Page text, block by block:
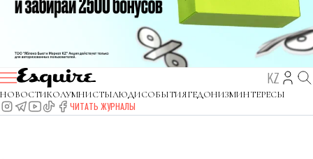
KZ
НОВОСТИКОЛУМНИСТЫЛЮДИСОБЫТИЯГЕДОНИЗМИНТЕРЕСЫ
ЧИТАТЬ ЖУРНАЛЫ